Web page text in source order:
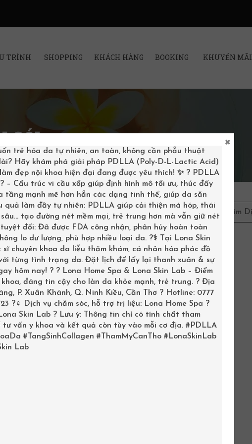
TRÌNH SHOPPING KHÁCH HÀNG BOOKING KHUYẾN MÃI
GÓI
trẻ hóa da tự nhiên, an toàn, không cần phẫu thuật
Hãy khám phá giải pháp PDLLA (Poly-D-L-Lactic Acid)
đẹp nội khoa hiện đại đang được yêu thích! ✨ ? PDLLA
– Cấu trúc vi cầu xốp giúp định hình mô tối ưu, thúc đẩy
tầng mạnh mẽ hơn hẳn các dạng tinh thể, giúp da săn
quả làm đầy tự nhiên: PDLLA giúp cải thiện má hóp, thái
tạo đường nét mềm mại, trẻ trung hơn mà vẫn giữ nét
đối: Đã được FDA công nhận, phân hủy hoàn toàn
lo dư lượng, phù hợp nhiều loại da. ?‍⚕️ Tại Lona Skin
sĩ chuyên khoa da liễu thăm khám, cá nhân hóa phác đồ
từng tình trạng da. Đặt lịch để lấy lại thanh xuân & sự
hôm nay! ? ? Lona Home Spa & Lona Skin Lab – Điểm
đáng tin cậy cho làn da khỏe mạnh, trẻ trung. ? Địa
P. Xuân Khánh, Q. Ninh Kiều, Cần Thơ ? Hotline: 0777
?‍♀️ Dịch vụ chăm sóc, hỗ trợ trị liệu: Lona Home Spa ?
Skin Lab ? Lưu ý: Thông tin chỉ có tính chất tham
tư vấn y khoa và kết quả còn tùy vào mỗi cơ địa. #PDLLA
#TangSinhCollagen #ThamMyCanTho #LonaSkinLab
Lab
×